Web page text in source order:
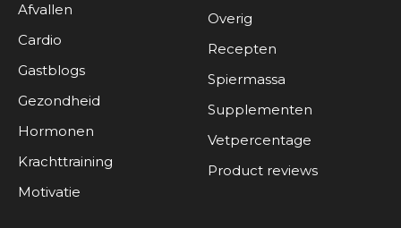
Afvallen
Cardio
Gastblogs
Gezondheid
Hormonen
Krachttraining
Motivatie
Overig
Recepten
Spiermassa
Supplementen
Vetpercentage
Product reviews